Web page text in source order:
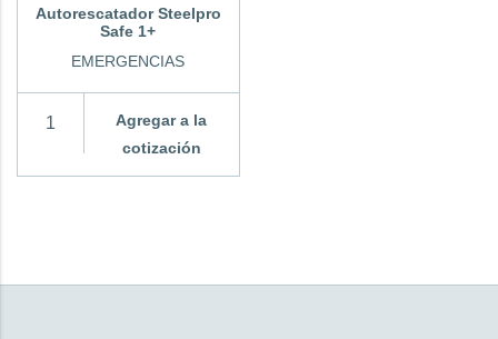
Autorescatador Steelpro
Safe 1+
EMERGENCIAS
Agregar a la
cotización